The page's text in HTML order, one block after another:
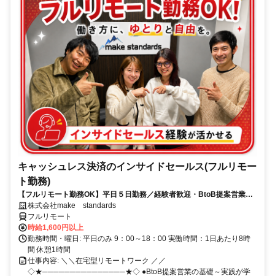
キャッシュレス決済のインサイドセールス(フルリモー
ト勤務)
【フルリモート勤務OK】平日５日勤務／経験者歓迎・BtoB提案営業で
スキルアップ
株式会社make standards
フルリモート
時給1,600円以上
勤務時間・曜日: 平日のみ 9：00～18：00 実働時間：1日あたり8時
間 休憩1時間
仕事内容: ＼＼在宅型リモートワーク ／／
◇★───────────────★◇ ●BtoB提案営業の基礎～実践が学